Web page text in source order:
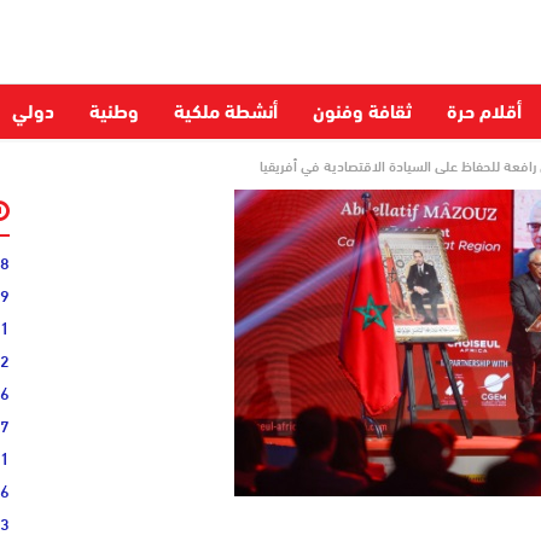
أقلام حرة ثقافة وفنون أنشطة ملكية وطنية دولي
رافعة للحفاظ على السيادة الاقتصادية في أفريقيا